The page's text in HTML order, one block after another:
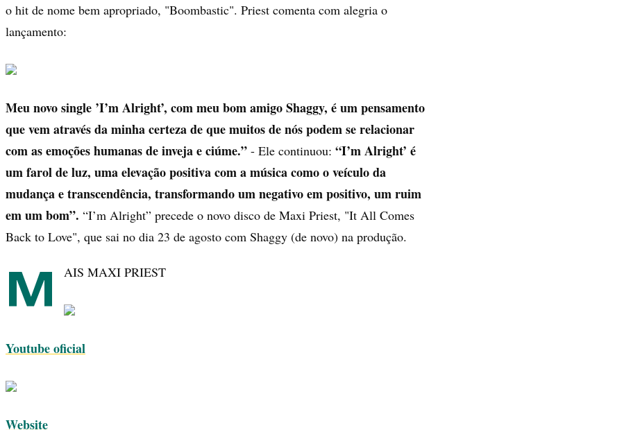
o hit de nome bem apropriado, "Boombastic". Priest comenta com alegria o
lançamento:
Meu novo single ’I’m Alright’, com meu bom amigo Shaggy, é um pensamento
que vem através da minha certeza de que muitos de nós podem se relacionar
com as emoções humanas de inveja e ciúme.” - Ele continuou: “I’m Alright’ é
um farol de luz, uma elevação positiva com a música como o veículo da
mudança e transcendência, transformando um negativo em positivo, um ruim
em um bom”. “I’m Alright” precede o novo disco de Maxi Priest, "It All Comes
Back to Love", que sai no dia 23 de agosto com Shaggy (de novo) na produção.
M AIS MAXI PRIEST
Youtube oficial
Website